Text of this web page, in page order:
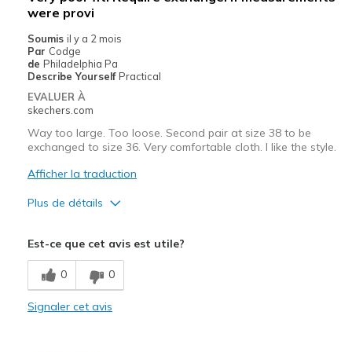
were provi
Soumis il y a 2 mois
Par Codge
de Philadelphia Pa
Describe Yourself Practical
EVALUER À
skechers.com
Way too large. Too loose. Second pair at size 38 to be
exchanged to size 36. Very comfortable cloth. I like the style.
Afficher la traduction
Plus de détails
Attractive Design
Breathe Well
Comfortable
Est-ce que cet avis est utile?
0 0
Signaler cet avis